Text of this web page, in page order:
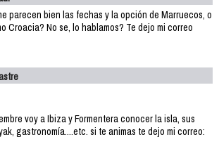
parecen bien las fechas y la opción de Marruecos, o
Croacia? No se, lo hablamos? Te dejo mi correo
voy a Ibiza y Formentera conocer la isla, sus
gastronomía....etc. si te animas te dejo mi correo: